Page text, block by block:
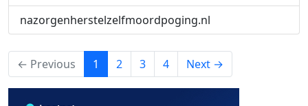
nazorgenherstelzelfmoordpoging.nl
← Previous 1 (current)
2 3 4 Next →